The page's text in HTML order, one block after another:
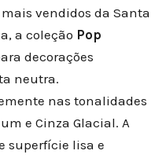
vendidos da Santa
a coleção Pop
decorações
neutra.
nas tonalidades
e Cinza Glacial. A
superfície lisa e